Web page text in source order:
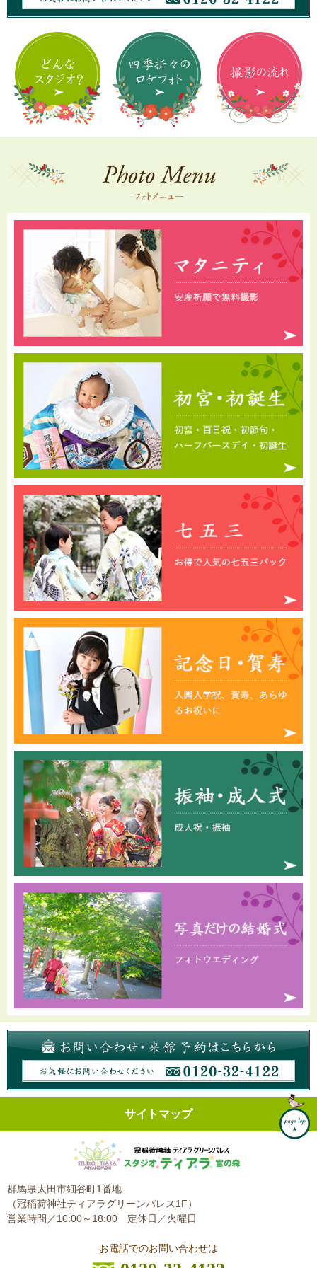
サイトマップ
群馬県太田市細谷町1番地
（冠稲荷神社ティアラグリーンパレス1F）
営業時間／10:00～18:00 定休日／火曜日
お電話でのお問い合わせは